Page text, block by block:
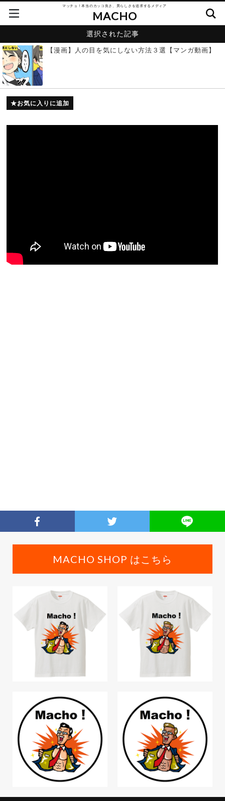
マッチョ！本当のカッコ良さ、男らしさを追求するメディア
MACHO
選択された記事
【漫画】人の目を気にしない方法３選【マンガ動画】
お気に入りに追加
MACHO SHOP はこちら